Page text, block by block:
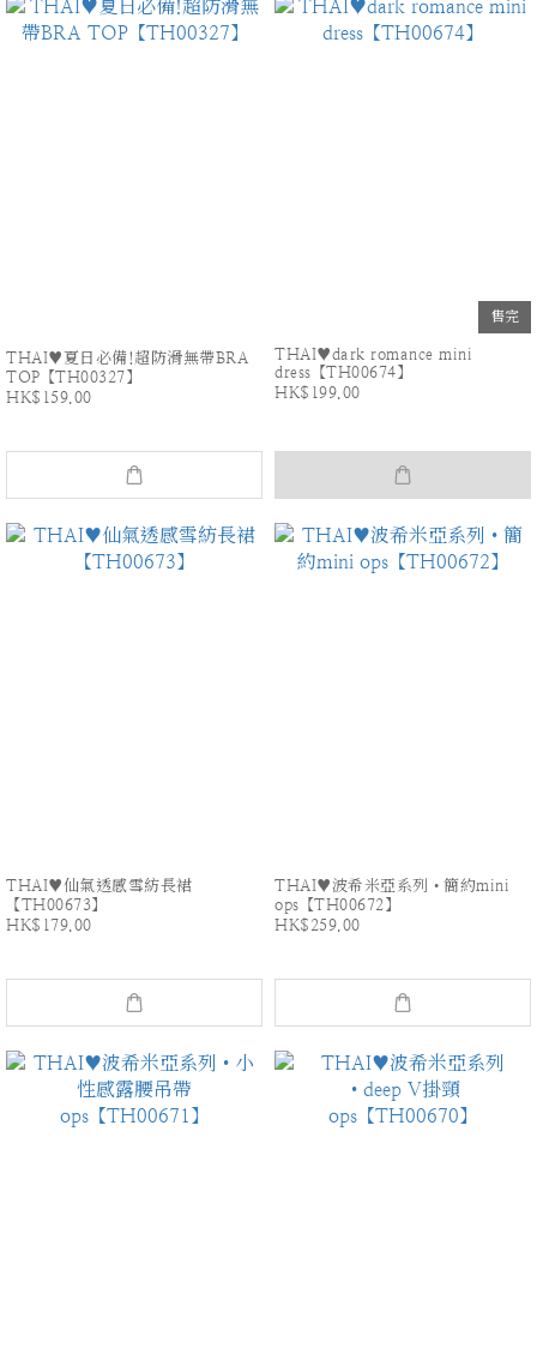
THAI♥夏日必備!超防滑無帶BRA
TOP【TH00327】
HK$159.00
售完
THAI♥dark romance mini
dress【TH00674】
HK$199.00
THAI♥仙氣透感雪紡長裙
【TH00673】
HK$179.00
THAI♥波希米亞系列•簡約mini
ops【TH00672】
HK$259.00